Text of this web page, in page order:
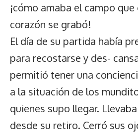
¡cómo amaba el campo
corazón se grabó!
El día de su partida había
para recostarse y des-
permitió tener una
a la situación de los
quienes supo llegar.
desde su retiro. Cerró sus